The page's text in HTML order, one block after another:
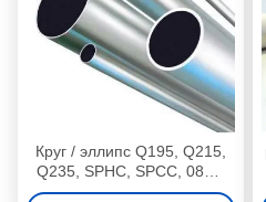
Круг / эллипс Q195, Q215,
Q235, SPHC, SPCC, 08Ю,
08Al сварные стальные